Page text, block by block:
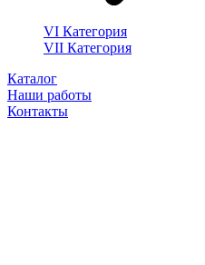
VI Категория
VII Категория
Каталог
Наши работы
Контакты